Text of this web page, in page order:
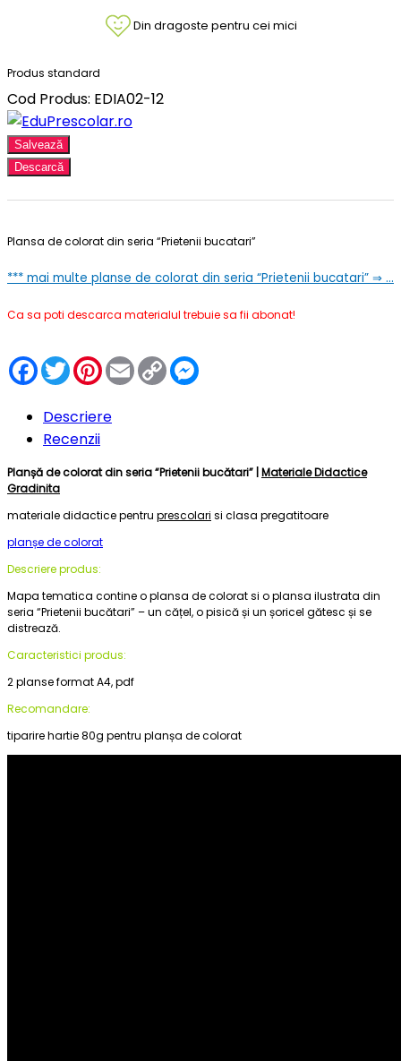
Din dragoste pentru cei mici
Produs standard
Cod Produs: EDIA02-12
Salvează
Descarcă
Plansa de colorat din seria “Prietenii bucatari”
*** mai multe planse de colorat din seria “Prietenii bucatari” ⇒ …
Ca sa poti descarca materialul trebuie sa fii abonat!
Facebook
TwitterPinterest
EmailCopy
Link
Descriere
Recenzii
Planșă de colorat din seria “Prietenii bucătari” | Materiale Didactice
Gradinita
materiale didactice pentru prescolari si clasa pregatitoare
planșe de colorat
Descriere produs:
Mapa tematica contine o plansa de colorat si o plansa ilustrata din
seria “Prietenii bucătari” – un cățel, o pisică și un șoricel gătesc și se
distrează.
Caracteristici produs:
2 planse format A4, pdf
Recomandare:
tiparire hartie 80g pentru planșa de colorat